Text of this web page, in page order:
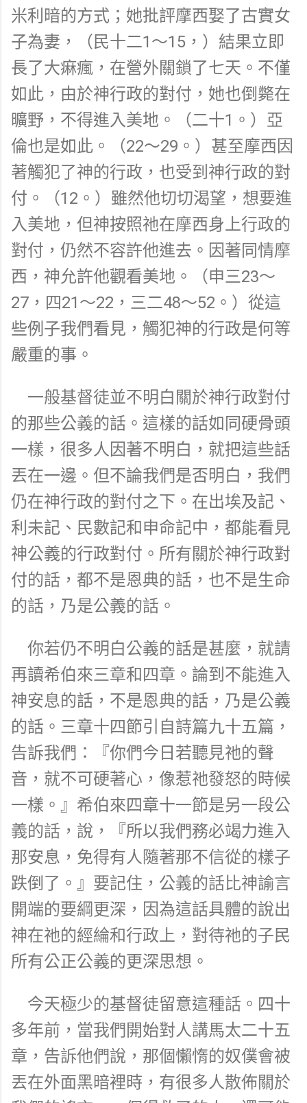
米利暗的方式；她批評摩西娶了古實女
子為妻，（民十二1～15，）結果立即
長了大痳瘋，在營外關鎖了七天。不僅
如此，由於神行政的對付，她也倒斃在
曠野，不得進入美地。（二十1。）亞
倫也是如此。（22～29。）甚至摩西因
著觸犯了神的行政，也受到神行政的對
付。（12。）雖然他切切渴望，想要進
入美地，但神按照祂在摩西身上行政的
對付，仍然不容許他進去。因著同情摩
西，神允許他觀看美地。（申三23～
27，四21～22，三二48～52。）從這
些例子我們看見，觸犯神的行政是何等
嚴重的事。
一般基督徒並不明白關於神行政對付
的那些公義的話。這樣的話如同硬骨頭
一樣，很多人因著不明白，就把這些話
丟在一邊。但不論我們是否明白，我們
仍在神行政的對付之下。在出埃及記、
利未記、民數記和申命記中，都能看見
神公義的行政對付。所有關於神行政對
付的話，都不是恩典的話，也不是生命
的話，乃是公義的話。
你若仍不明白公義的話是甚麼，就請
再讀希伯來三章和四章。論到不能進入
神安息的話，不是恩典的話，乃是公義
的話。三章十四節引自詩篇九十五篇，
告訴我們：『你們今日若聽見祂的聲
音，就不可硬著心，像惹祂發怒的時候
一樣。』希伯來四章十一節是另一段公
義的話，說，『所以我們務必竭力進入
那安息，免得有人隨著那不信從的樣子
跌倒了。』要記住，公義的話比神諭言
開端的要綱更深，因為這話具體的說出
神在祂的經綸和行政上，對待祂的子民
所有公正公義的更深思想。
今天極少的基督徒留意這種話。四十
多年前，當我們開始對人講馬太二十五
章，告訴他們說，那個懶惰的奴僕會被
丟在外面黑暗裡時，有很多人散佈關於